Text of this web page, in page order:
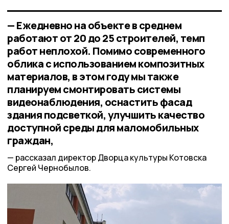
— Ежедневно на объекте в среднем
работают от 20 до 25 строителей, темп
работ неплохой. Помимо современного
облика с использованием композитных
материалов, в этом году мы также
планируем смонтировать системы
видеонаблюдения, оснастить фасад
здания подсветкой, улучшить качество
доступной среды для маломобильных
граждан,
рассказал директор Дворца культуры Котовска
Сергей Чернобылов.